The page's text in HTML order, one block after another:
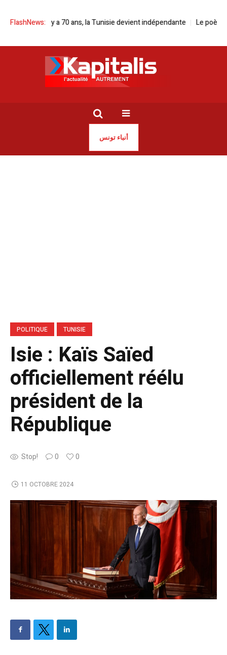
FlashNews:
| Il y a 70 ans, la Tunisie devient indépendante Le poème du
أنباء تونس
POLITIQUE TUNISIE
Isie : Kaïs Saïed
officiellement réélu
président de la
République
Stop! 0 0
11 OCTOBRE 2024